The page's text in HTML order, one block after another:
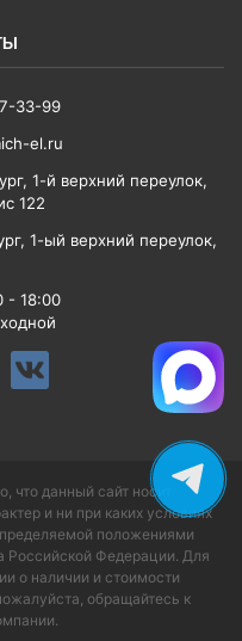
33-99
el.ru
, 1-й верхний переулок,
122
, 1-ый верхний переулок,
- 18:00
данный сайт носит
и ни при каких условиях
положениями
Российской Федерации. Для
о наличии и стоимости
обращайтесь к